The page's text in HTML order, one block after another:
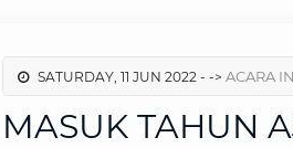
SATURDAY, 11 JUN 2022 - -> ACARA
MASUK TAHUN